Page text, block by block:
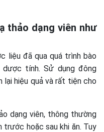
thảo dạng viên như
liệu đã qua quá trình bào
tính. Sử dụng đông
lại hiệu quả và rất tiện cho
dạng viên, thông thường
trước hoặc sau khi ăn. Tuy